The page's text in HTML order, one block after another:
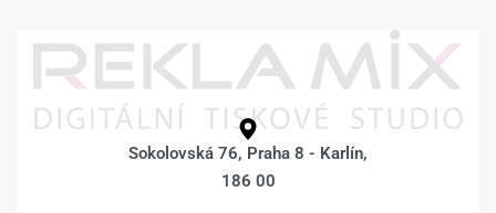
Sokolovská 76, Praha 8 - Karlín,
186 00